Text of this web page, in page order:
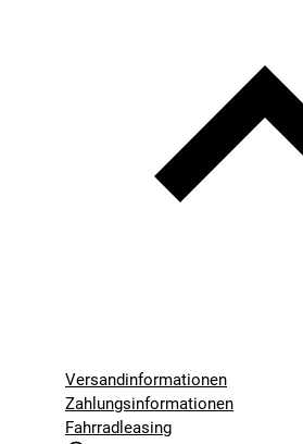
Versandinformationen
Zahlungsinformationen
Fahrradleasing